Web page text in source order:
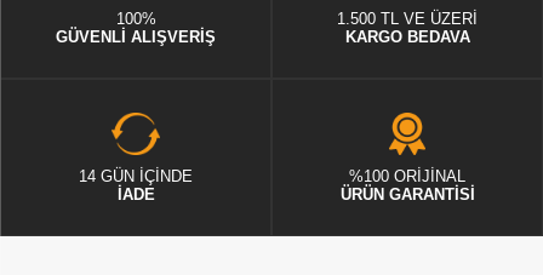
100%
GÜVENLİ ALIŞVERİŞ
1.500 TL VE ÜZERİ
KARGO BEDAVA
14 GÜN İÇİNDE
İADE
%100 ORİJİNAL
ÜRÜN GARANTİSİ